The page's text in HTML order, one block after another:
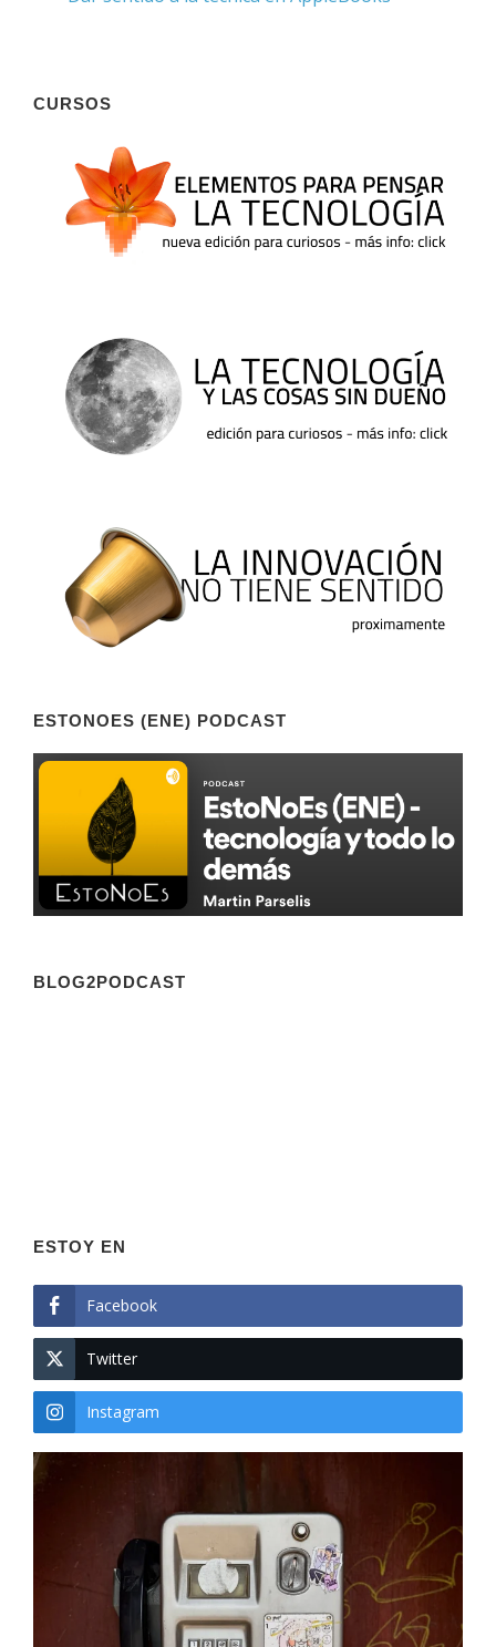
CURSOS
ESTONOES (ENE) PODCAST
BLOG2PODCAST
ESTOY EN
Facebook
Twitter
Instagram